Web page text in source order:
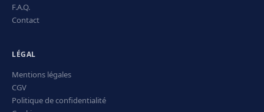
F.A.Q.
Contact
LÉGAL
Mentions légales
CGV
Politique de confidentialité